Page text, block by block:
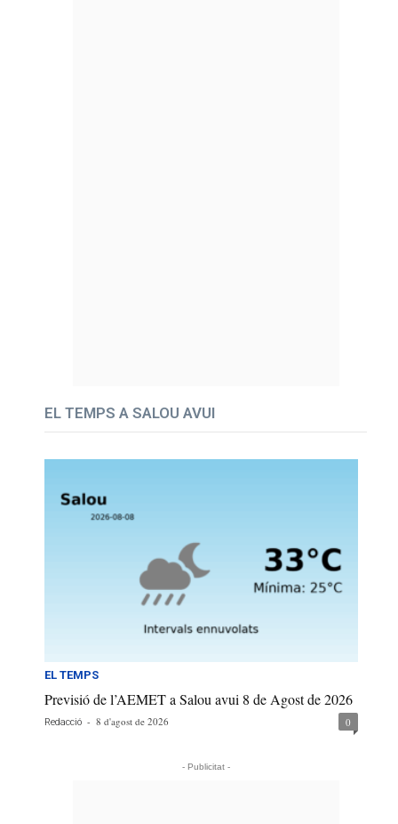
EL TEMPS A SALOU AVUI
EL TEMPS
Previsió de l’AEMET a Salou avui 8 de Agost de 2026
Redacció - 8 d'agost de 2026 0
- Publicitat -